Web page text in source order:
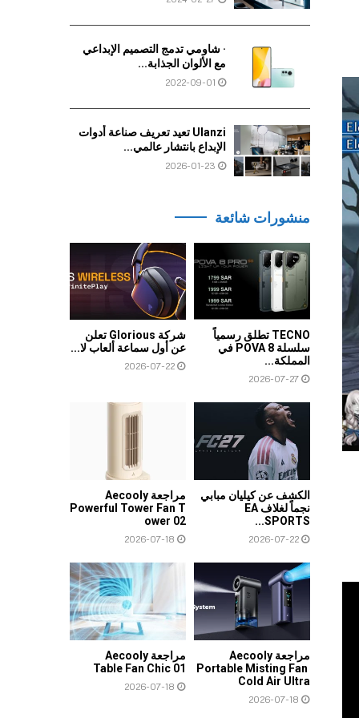
· شاومي تدمج التصميم الإبداعي
مع الألوان الجذابة...
2022-09-01
Ulanzi تعيد تعريف صناعة أدوات
الإبداع بانتشار عالمي...
2026-01-23
منشورات شائعة
TECNO تطلق رسمياً
سلسلة POVA 8 في
المملكة...
2026-07-27
شركة Glorious تعلن
عن أول سماعة ألعاب لا...
2026-07-22
الكشف عن كيليان مبابي
نجماً لغلاف EA
SPORTS...
2026-07-22
مراجعة Aecooly
Powerful Tower Fan T
ower 02
2026-07-18
مراجعة Aecooly
Portable Misting Fan
Cold Air Ultra
2026-07-18
مراجعة Aecooly
Table Fan Chic 01
2026-07-18